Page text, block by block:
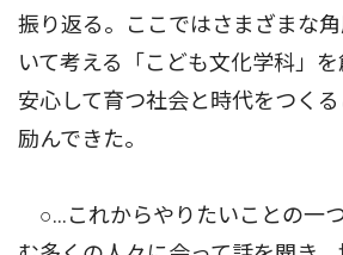
振り返る。ここではさまざまな
いて考える「こども文化学科」
安心して育つ社会と時代をつく
励んできた。
○…これからやりたいことの一